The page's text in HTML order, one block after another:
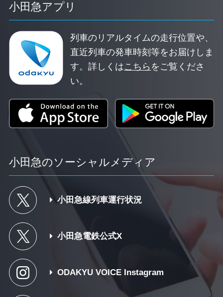
小田急アプリ
列車のリアルタイムの走行位置や、
直近列車の発車時刻等をお届けしま
す。詳しくはこちら をご覧くださ
い。
小田急のソーシャルメディア
小田急線列車運行状況
小田急電鉄公式X
ODAKYU VOICE Instagram